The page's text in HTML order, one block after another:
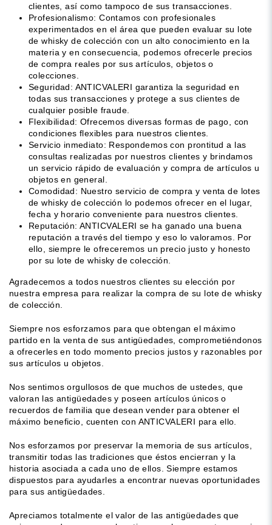
clientes, así como tampoco de sus transacciones.
Profesionalismo: Contamos con profesionales
experimentados en el área que pueden evaluar su lote
de whisky de colección con un alto conocimiento en la
materia y en consecuencia, podemos ofrecerle precios
de compra reales por sus artículos, objetos o
colecciones.
Seguridad: ANTICVALERI garantiza la seguridad en
todas sus transacciones y protege a sus clientes de
cualquier posible fraude.
Flexibilidad: Ofrecemos diversas formas de pago, con
condiciones flexibles para nuestros clientes.
Servicio inmediato: Respondemos con prontitud a las
consultas realizadas por nuestros clientes y brindamos
un servicio rápido de evaluación y compra de artículos u
objetos en general.
Comodidad: Nuestro servicio de compra y venta de lotes
de whisky de colección lo podemos ofrecer en el lugar,
fecha y horario conveniente para nuestros clientes.
Reputación: ANTICVALERI se ha ganado una buena
reputación a través del tiempo y eso lo valoramos. Por
ello, siempre le ofreceremos un precio justo y honesto
por su lote de whisky de colección.
Agradecemos a todos nuestros clientes su elección por
nuestra empresa para realizar la compra de su lote de whisky
de colección.
Siempre nos esforzamos para que obtengan el máximo
partido en la venta de sus antigüedades, comprometiéndonos
a ofrecerles en todo momento precios justos y razonables por
sus artículos u objetos.
Nos sentimos orgullosos de que muchos de ustedes, que
valoran las antigüedades y poseen artículos únicos o
recuerdos de familia que desean vender para obtener el
máximo beneficio, cuenten con ANTICVALERI para ello.
Nos esforzamos por preservar la memoria de sus artículos,
transmitir todas las tradiciones que éstos encierran y la
historia asociada a cada uno de ellos. Siempre estamos
dispuestos para ayudarles a encontrar nuevas oportunidades
para sus antigüedades.
Apreciamos totalmente el valor de las antigüedades que